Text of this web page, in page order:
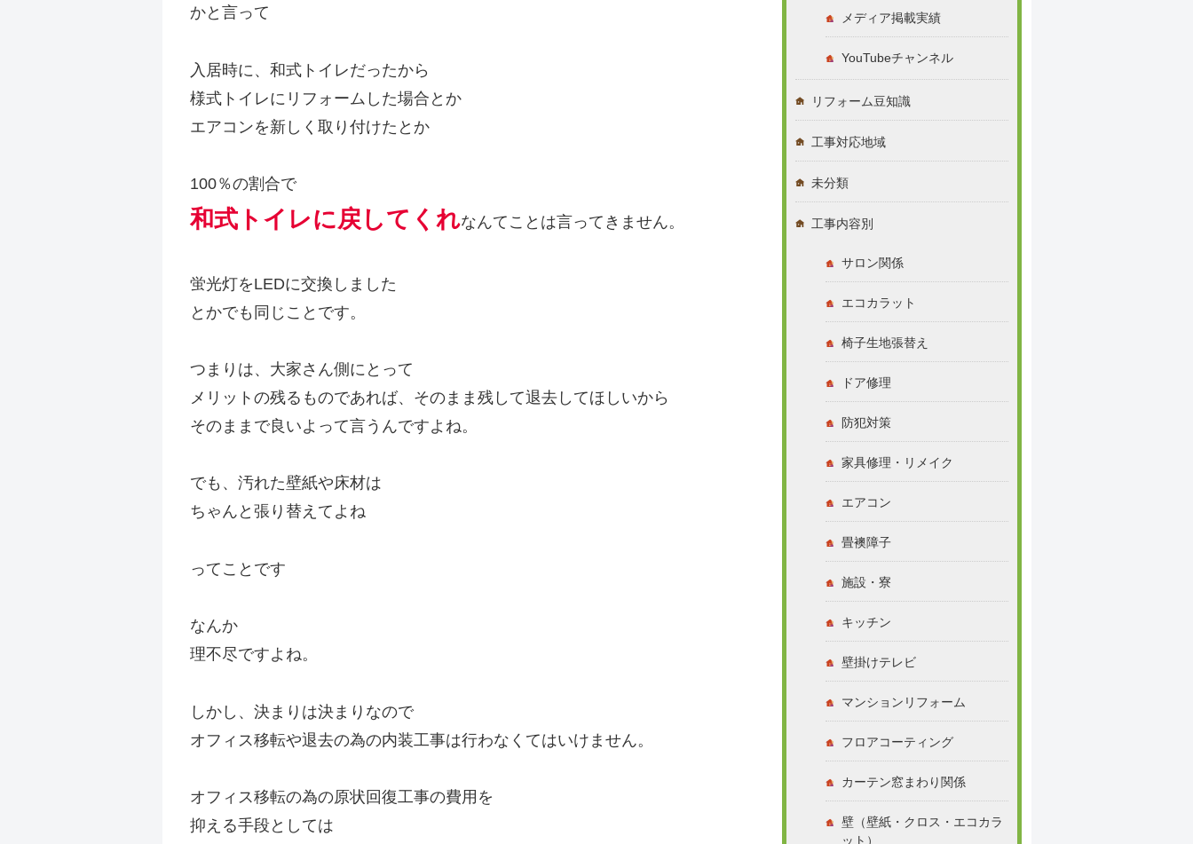
かと言って
入居時に、和式トイレだったから
様式トイレにリフォームした場合とか
エアコンを新しく取り付けたとか
100％の割合で
和式トイレに戻してくれなんてことは言ってきません。
蛍光灯をLEDに交換しました
とかでも同じことです。
つまりは、大家さん側にとって
メリットの残るものであれば、そのまま残して退去してほしいから
そのままで良いよって言うんですよね。
でも、汚れた壁紙や床材は
ちゃんと張り替えてよね
ってことです
なんか
理不尽ですよね。
しかし、決まりは決まりなので
オフィス移転や退去の為の内装工事は行わなくてはいけません。
オフィス移転の為の原状回復工事の費用を
抑える手段としては
メディア掲載実績
YouTubeチャンネル
リフォーム豆知識
工事対応地域
未分類
工事内容別
サロン関係
エコカラット
椅子生地張替え
ドア修理
防犯対策
家具修理・リメイク
エアコン
畳襖障子
施設・寮
キッチン
壁掛けテレビ
マンションリフォーム
フロアコーティング
カーテン窓まわり関係
壁（壁紙・クロス・エコカラ
ット）